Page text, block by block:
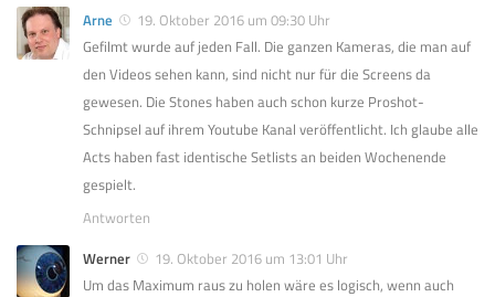
Arne
19. Oktober 2016 um 09:30 Uhr
Gefilmt wurde auf jeden Fall. Die ganzen Kameras, die man auf
den Videos sehen kann, sind nicht nur für die Screens da
gewesen. Die Stones haben auch schon kurze Proshot-
Schnipsel auf ihrem Youtube Kanal veröffentlicht. Ich glaube alle
Acts haben fast identische Setlists an beiden Wochenende
gespielt.
Antworten
Werner
19. Oktober 2016 um 13:01 Uhr
Um das Maximum raus zu holen wäre es logisch, wenn auch